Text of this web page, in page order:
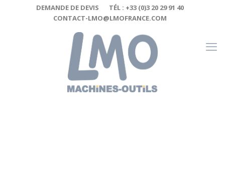
DEMANDE DE DEVIS
TÉL : +33 (0)3 20 29 91 40
CONTACT-LMO@LMOFRANCE.COM
Cookies management panel